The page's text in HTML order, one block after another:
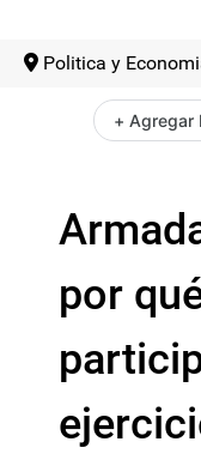
Politica y
+ Agregar
por